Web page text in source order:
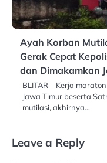
Ayah Korban
Gerak Cepat
dan Dimakamkan
BLITAR – Kerja
Jawa Timur beserta
mutilasi, akhirnya…
Leave a Reply